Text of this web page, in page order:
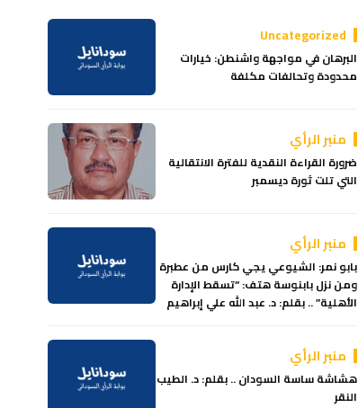
Uncategorized
البرهان في مواجهة واشنطن: خيارات
محدودة وتحالفات مكلفة
منبر الرأي
ضرورة القراءة النقدية للفترة الانتقالية
التي تلت ثورة ديسمبر
منبر الرأي
بابو نمر: الشيوعي يجي كارس من عطبرة
ومن نزل بابنوسة هتف: “تسقط الإدارة
الأهلية” .. بقلم: د. عبد الله علي إبراهيم
منبر الرأي
هشاشة ساسة السودان .. بقلم: د. الطيب
النقر